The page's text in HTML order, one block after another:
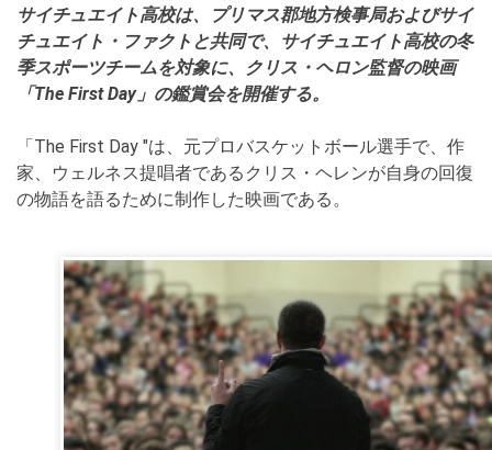
サイチュエイト高校は、プリマス郡地方検事局およびサイ
チュエイト・ファクトと共同で、サイチュエイト高校の冬
季スポーツチームを対象に、クリス・ヘロン監督の映画
「The First Day」の鑑賞会を開催する。
「The First Day "は、元プロバスケットボール選手で、作
家、ウェルネス提唱者であるクリス・ヘレンが自身の回復
の物語を語るために制作した映画である。